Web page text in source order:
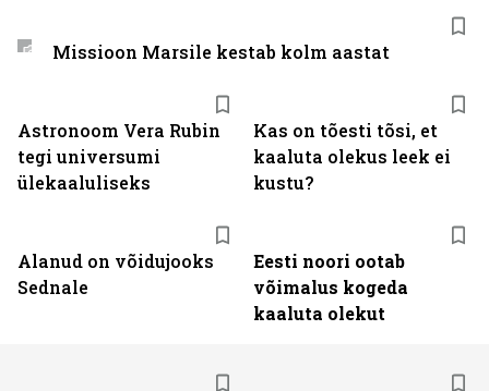
Astronoom Vera Rubin
tegi universumi
ülekaaluliseks
Kas on tõesti tõsi, et
kaaluta olekus leek ei
kustu?
Alanud on võidujooks
Sednale
Eesti noori ootab
võimalus kogeda
kaaluta olekut
Missioon Marsile kestab kolm aastat